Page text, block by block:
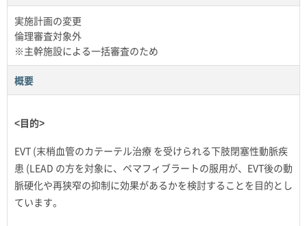
実施計画の変更
倫理審査対象外
※主幹施設による一括審査のため
概要
<目的>
EVT (末梢血管のカテーテル治療 を受けられる下肢閉塞性動脈疾
患 (LEAD の方を対象に、ペマフィブラートの服用が、EVT後の動
脈硬化や再狭窄の抑制に効果があるかを検討することを目的とし
ています。